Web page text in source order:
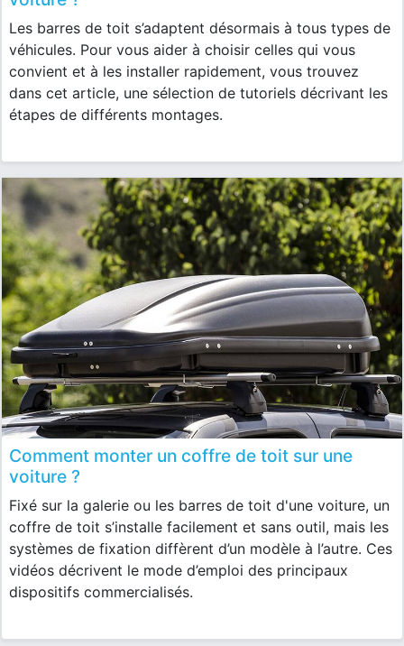
Les barres de toit s’adaptent désormais à tous types de
véhicules. Pour vous aider à choisir celles qui vous
convient et à les installer rapidement, vous trouvez
dans cet article, une sélection de tutoriels décrivant les
étapes de différents montages.
Comment monter un coffre de toit sur une
voiture ?
Fixé sur la galerie ou les barres de toit d'une voiture, un
coffre de toit s’installe facilement et sans outil, mais les
systèmes de fixation diffèrent d’un modèle à l’autre. Ces
vidéos décrivent le mode d’emploi des principaux
dispositifs commercialisés.